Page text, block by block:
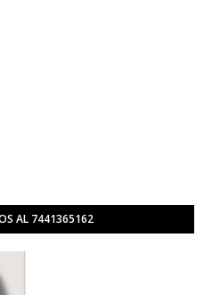
AL 7441365162